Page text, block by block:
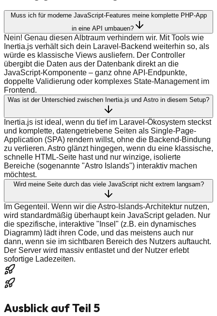
Muss ich für moderne JavaScript-Features meine komplette PHP-App
in eine API umbauen?
Nein! Genau diesen Albtraum verhindern wir. Mit Tools wie
Inertia.js verhält sich dein Laravel-Backend weiterhin so, als
würde es klassische Views ausliefern. Der Controller
übergibt die Daten aus der Datenbank direkt an die
JavaScript-Komponente – ganz ohne API-Endpunkte,
doppelte Validierung oder komplexes State-Management im
Frontend.
Was ist der Unterschied zwischen Inertia.js und Astro in diesem Setup?
Inertia.js ist ideal, wenn du tief im Laravel-Ökosystem steckst
und komplette, datengetriebene Seiten als Single-Page-
Application (SPA) rendern willst, ohne die Backend-Bindung
zu verlieren. Astro glänzt hingegen, wenn du eine klassische,
schnelle HTML-Seite hast und nur winzige, isolierte
Bereiche (sogenannte "Astro Islands") interaktiv machen
möchtest.
Wird meine Seite durch das viele JavaScript nicht extrem langsam?
Im Gegenteil. Wenn wir die Astro-Islands-Architektur nutzen,
wird standardmäßig überhaupt kein JavaScript geladen. Nur
die spezifische, interaktive "Insel" (z.B. ein dynamisches
Diagramm) lädt ihren Code, und das meistens auch nur
dann, wenn sie im sichtbaren Bereich des Nutzers auftaucht.
Der Server wird massiv entlastet und der Nutzer erlebt
sofortige Ladezeiten.
Ausblick auf Teil 5